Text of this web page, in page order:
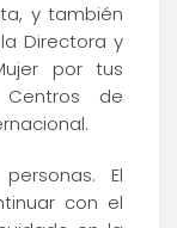
y también
Directora y
por tus
de
El
con el